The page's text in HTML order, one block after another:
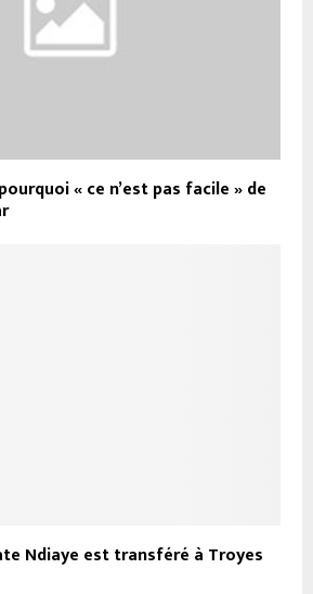
« ce n’est pas facile » de
Ndiaye est transféré à Troyes